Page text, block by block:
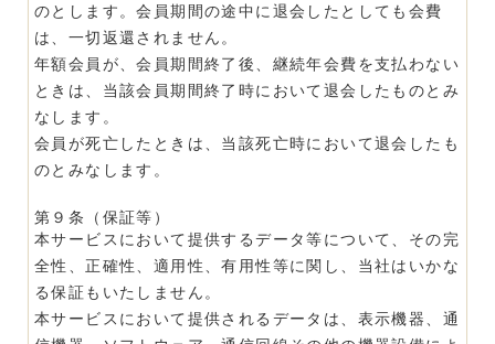
のとします。会員期間の途中に退会したとしても会費
は、一切返還されません。
年額会員が、会員期間終了後、継続年会費を支払わない
ときは、当該会員期間終了時において退会したものとみ
なします。
会員が死亡したときは、当該死亡時において退会したも
のとみなします。
第９条（保証等）
本サービスにおいて提供するデータ等について、その完
全性、正確性、適用性、有用性等に関し、当社はいかな
る保証もいたしません。
本サービスにおいて提供されるデータは、表示機器、通